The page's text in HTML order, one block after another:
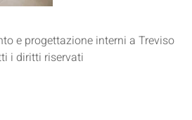
e progettazione interni a Treviso
i diritti riservati